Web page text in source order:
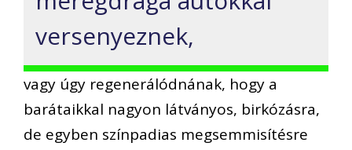
versenyeznek,
vagy úgy regenerálódnának, hogy a
barátaikkal nagyon látványos, birkózásra,
de egyben színpadias megsemmisítésre